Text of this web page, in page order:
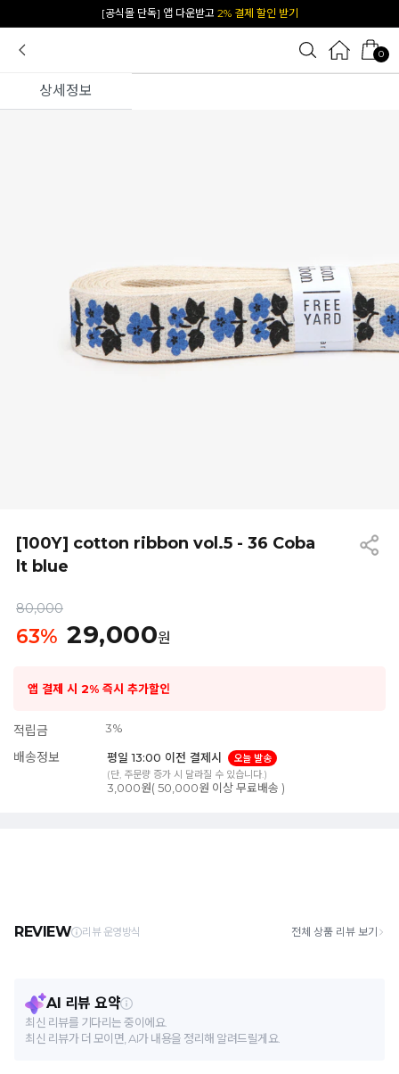
카카오 플친 추가하면1천원 즉시 할인 쿠폰
0
상세정보
[100Y] cotton ribbon vol.5 - 36 Coba
lt blue
80,000
63% 29,000원
앱 결제 시 2% 즉시 추가할인
적립금 3%
배송정보 평일 13:00 이전 결제시
오늘 발송
(단, 주문량 증가 시 달라질 수 있습니다.)
3,000원( 50,000원 이상 무료배송 )